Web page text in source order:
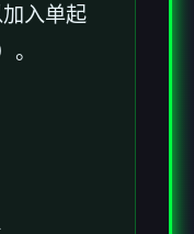
入单起
。